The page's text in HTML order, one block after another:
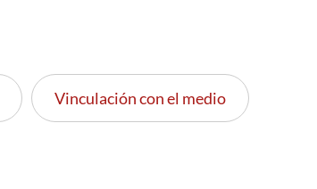
Vinculación con el medio